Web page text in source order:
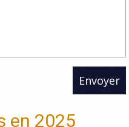
Envoyer
en 2025